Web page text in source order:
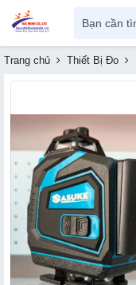
Trang chủ Thiết Bị Đo